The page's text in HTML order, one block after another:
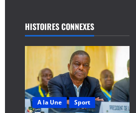
i
o
d
HISTOIRES CONNEXES
A la Une Sport